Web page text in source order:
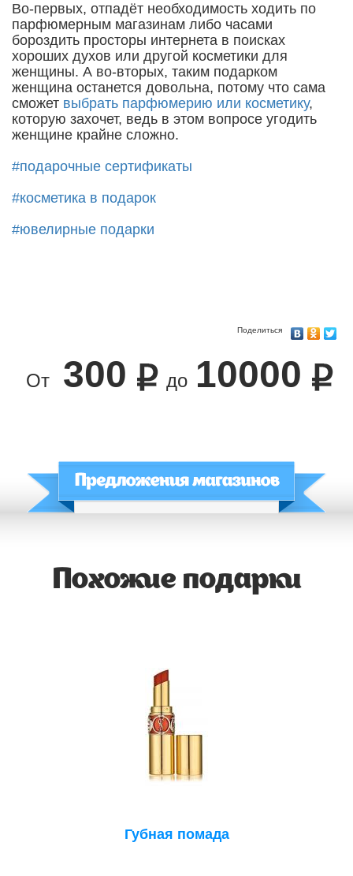
Во-первых, отпадёт необходимость ходить по
парфюмерным магазинам либо часами
бороздить просторы интернета в поисках
хороших духов или другой косметики для
женщины. А во-вторых, таким подарком
женщина останется довольна, потому что сама
сможет выбрать парфюмерию или косметику,
которую захочет, ведь в этом вопросе угодить
женщине крайне сложно.
#подарочные сертификаты
#косметика в подарок
#ювелирные подарки
Поделиться
От 300 до 10000
Похожие подарки
Губная помада